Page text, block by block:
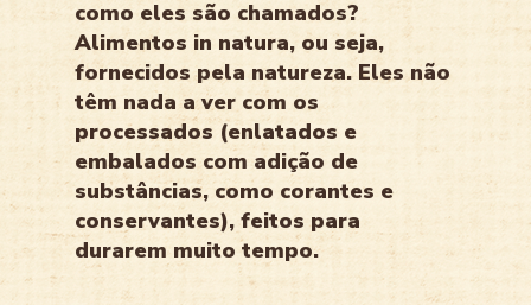
como eles são chamados?
Alimentos in natura, ou seja,
fornecidos pela natureza. Eles não
têm nada a ver com os
processados (enlatados e
embalados com adição de
substâncias, como corantes e
conservantes), feitos para
durarem muito tempo.